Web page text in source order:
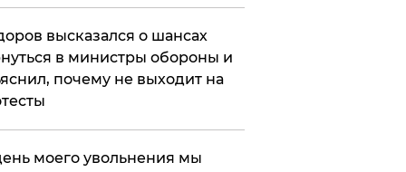
высказался о шансах
в министры обороны и
почему не выходит на
моего увольнения мы